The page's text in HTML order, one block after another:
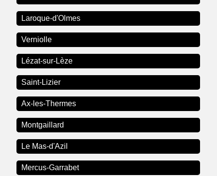
Laroque-d'Olmes
Verniolle
Lézat-sur-Lèze
Saint-Lizier
Ax-les-Thermes
Montgaillard
Le Mas-d'Azil
Mercus-Garrabet